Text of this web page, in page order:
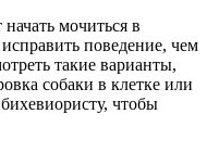
мочиться в
поведение, чем
такие варианты,
собаки в клетке или
чтобы